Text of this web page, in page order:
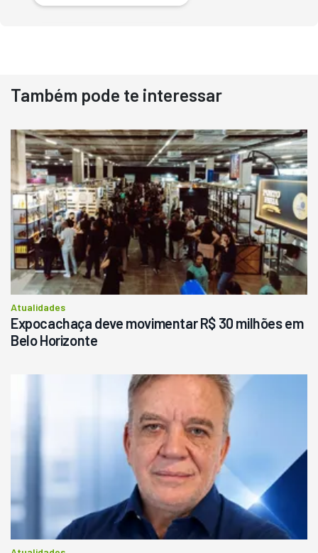
Destaque
Usado
Pá Carregadeira Cat 966
Ano 1987
Londrina
R$ 145.000
Consultar
Também pode te interessar
Atualidades
Expocachaça deve movimentar R$ 30 milhões em
Belo Horizonte